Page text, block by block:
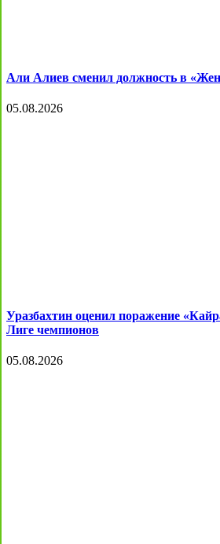
Али Алиев сменил должность в
05.08.2026
Уразбахтин оценил поражение
Лиге чемпионов
05.08.2026